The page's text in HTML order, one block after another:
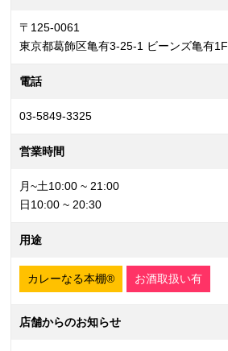
〒125-0061
東京都葛飾区亀有3-25-1 ビーンズ亀有1F
電話
03-5849-3325
営業時間
月~土10:00 ~ 21:00
日10:00 ~ 20:30
用途
カレーなる本棚® お酒取扱い有
店舗からのお知らせ